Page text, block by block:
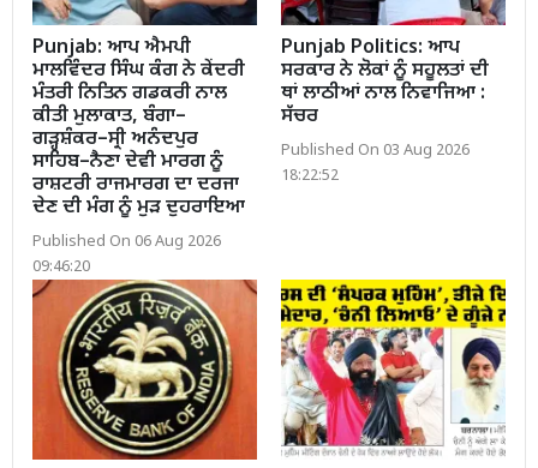
Punjab: ਆਪ ਐਮਪੀ
ਮਾਲਵਿੰਦਰ ਸਿੰਘ ਕੰਗ ਨੇ ਕੇਂਦਰੀ
ਮੰਤਰੀ ਨਿਤਿਨ ਗਡਕਰੀ ਨਾਲ
ਕੀਤੀ ਮੁਲਾਕਾਤ, ਬੰਗਾ–
ਗੜ੍ਹਸ਼ੰਕਰ–ਸ੍ਰੀ ਅਨੰਦਪੁਰ
ਸਾਹਿਬ–ਨੈਣਾ ਦੇਵੀ ਮਾਰਗ ਨੂੰ
ਰਾਸ਼ਟਰੀ ਰਾਜਮਾਰਗ ਦਾ ਦਰਜਾ
ਦੇਣ ਦੀ ਮੰਗ ਨੂੰ ਮੁੜ ਦੁਹਰਾਇਆ
Published On 06 Aug 2026
09:46:20
Punjab Politics: ਆਪ
ਸਰਕਾਰ ਨੇ ਲੋਕਾਂ ਨੂੰ ਸਹੂਲਤਾਂ ਦੀ
ਥਾਂ ਲਾਠੀਆਂ ਨਾਲ ਨਿਵਾਜਿਆ :
ਸੱਚਰ
Published On 03 Aug 2026
18:22:52